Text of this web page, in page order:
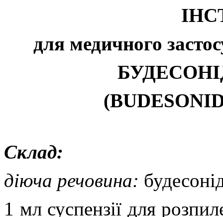
для медичного
Склад:
діюча речовина:
1 мл суспензії для